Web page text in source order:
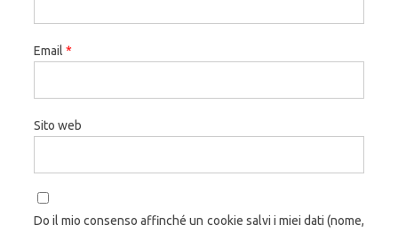
Email *
Sito web
Do il mio consenso affinché un cookie salvi i miei dati (nome,